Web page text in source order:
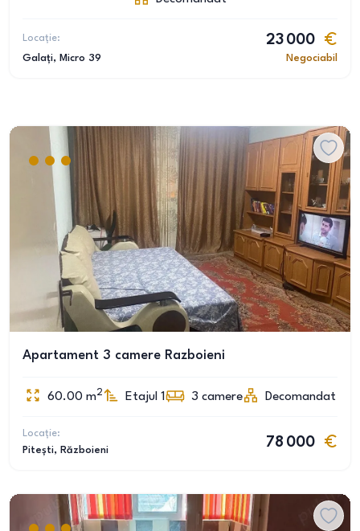
Locație:
Galați, Micro 39
23 000
Negociabil
Apartament 3 camere Razboieni
60.00 m2 Etajul 1 3 camere Decomandat
Locație:
Pitești, Războieni
78 000